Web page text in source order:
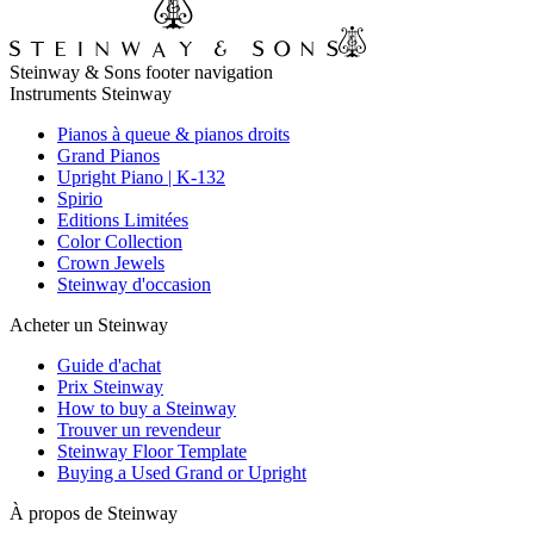
Steinway & Sons footer navigation
Instruments Steinway
Pianos à queue & pianos droits
Grand Pianos
Upright Piano | K-132
Spirio
Editions Limitées
Color Collection
Crown Jewels
Steinway d'occasion
Acheter un Steinway
Guide d'achat
Prix Steinway
How to buy a Steinway
Trouver un revendeur
Steinway Floor Template
Buying a Used Grand or Upright
À propos de Steinway